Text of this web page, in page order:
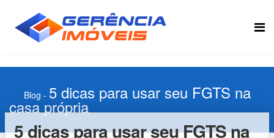
Blog - 5 dicas para usar seu FGTS na
casa própria
5 dicas para usar seu FGTS na